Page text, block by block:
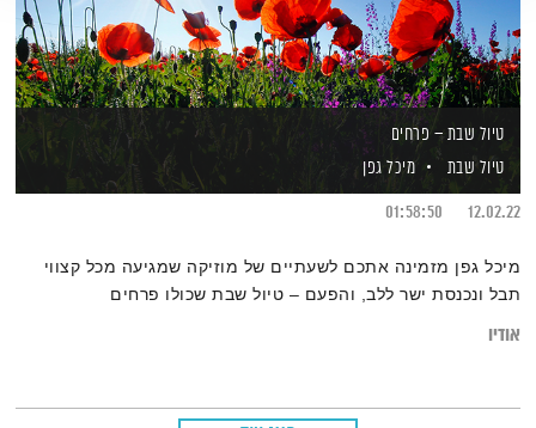
טיול שבת – פרחים
טיול שבת
מיכל גפן
12.02.22
01:58:50
מיכל גפן מזמינה אתכם לשעתיים של מוזיקה שמגיעה מכל קצווי
תבל ונכנסת ישר ללב, והפעם – טיול שבת שכולו פרחים
אודיו